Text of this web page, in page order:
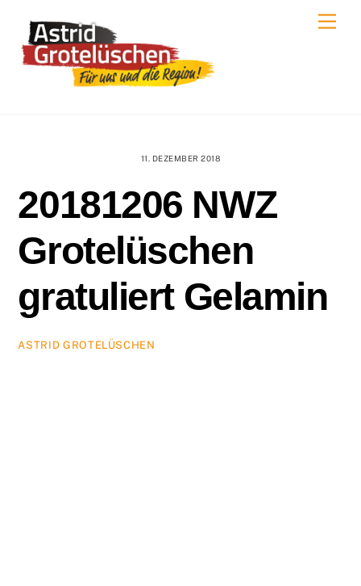
content
11. DEZEMBER 2018
20181206 NWZ
Grotelüschen
gratuliert Gelamin
ASTRID GROTELÜSCHEN